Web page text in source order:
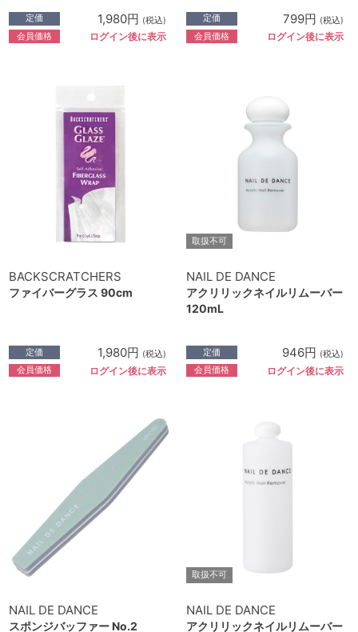
定価 1,980円 (税込)
会員価格 ログイン後に表示
定価 799円 (税込)
会員価格 ログイン後に表示
BACKSCRATCHERS
ファイバーグラス 90cm
定価 1,980円 (税込)
会員価格 ログイン後に表示
取扱不可
NAIL DE DANCE
アクリリックネイルリムーバー
120mL
定価 946円 (税込)
会員価格 ログイン後に表示
NAIL DE DANCE
スポンジバッファー No.2
取扱不可
NAIL DE DANCE
アクリリックネイルリムーバー